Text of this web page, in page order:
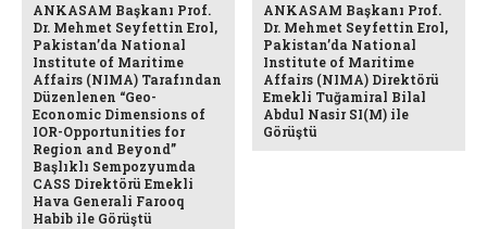
ANKASAM Başkanı Prof.
Dr. Mehmet Seyfettin Erol,
Pakistan’da National
Institute of Maritime
Affairs (NIMA) Tarafından
Düzenlenen “Geo-
Economic Dimensions of
IOR-Opportunities for
Region and Beyond”
Başlıklı Sempozyumda
CASS Direktörü Emekli
Hava Generali Farooq
Habib ile Görüştü
ANKASAM Başkanı Prof.
Dr. Mehmet Seyfettin Erol,
Pakistan’da National
Institute of Maritime
Affairs (NIMA) Direktörü
Emekli Tuğamiral Bilal
Abdul Nasir SI(M) ile
Görüştü